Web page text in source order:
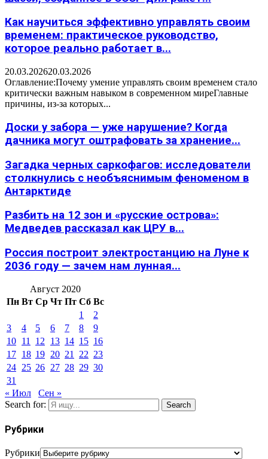
Как научиться эффективно управлять своим
временем: практическое руководство,
которое реально работает в...
20.03.202620.03.2026
Оглавление:Почему умение управлять своим временем стало
критически важным навыком в современном миреГлавные
причины, из-за которых...
Доски у забора — уже нарушение? Когда
дачника могут оштрафовать за хранение...
Загадка черных саркофагов: исследователи
столкнулись с необъяснимым феноменом в
Антарктиде
Разбить на 12 зон и «русские острова»:
Медведев рассказал как ЦРУ в...
Россия построит электростанцию на Луне к
2036 году — зачем нам лунная...
Август 2020
Пн Вт Ср Чт Пт Сб Вс
1
2
3
4 5 6 7 8
9
10 11 12 13 14 15 16
17 18 19 20 21 22 23
24 25 26 27 28 29 30
31
« Июл
Сен »
Search for:
Search
Рубрики
Рубрики